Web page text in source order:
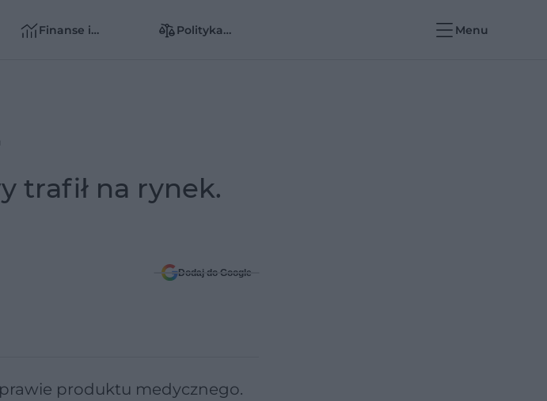
Finanse i
Polityka
Menu
trafił na rynek.
Dodaj do Google
produktu medycznego.